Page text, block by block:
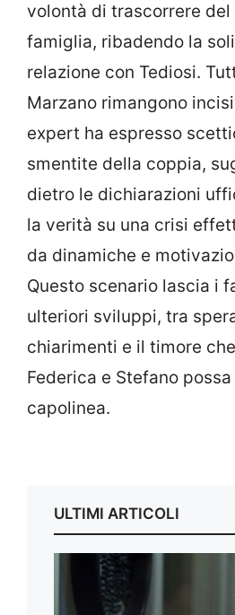
volontà di trascorrere del
famiglia, ribadendo la
relazione con Tediosi.
Marzano rimangono
expert ha espresso
smentite della coppia,
dietro le dichiarazioni
la verità su una crisi
da dinamiche e
Questo scenario lascia i
ulteriori sviluppi, tra
chiarimenti e il timore
Federica e Stefano
capolinea.
ULTIMI ARTICOLI